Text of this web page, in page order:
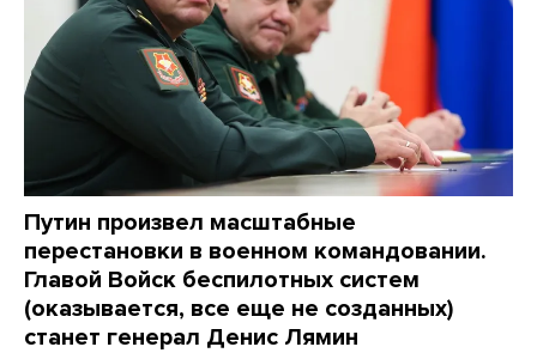
Путин произвел масштабные
перестановки в военном командовании.
Главой Войск беспилотных систем
(оказывается, все еще не созданных)
станет генерал Денис Лямин